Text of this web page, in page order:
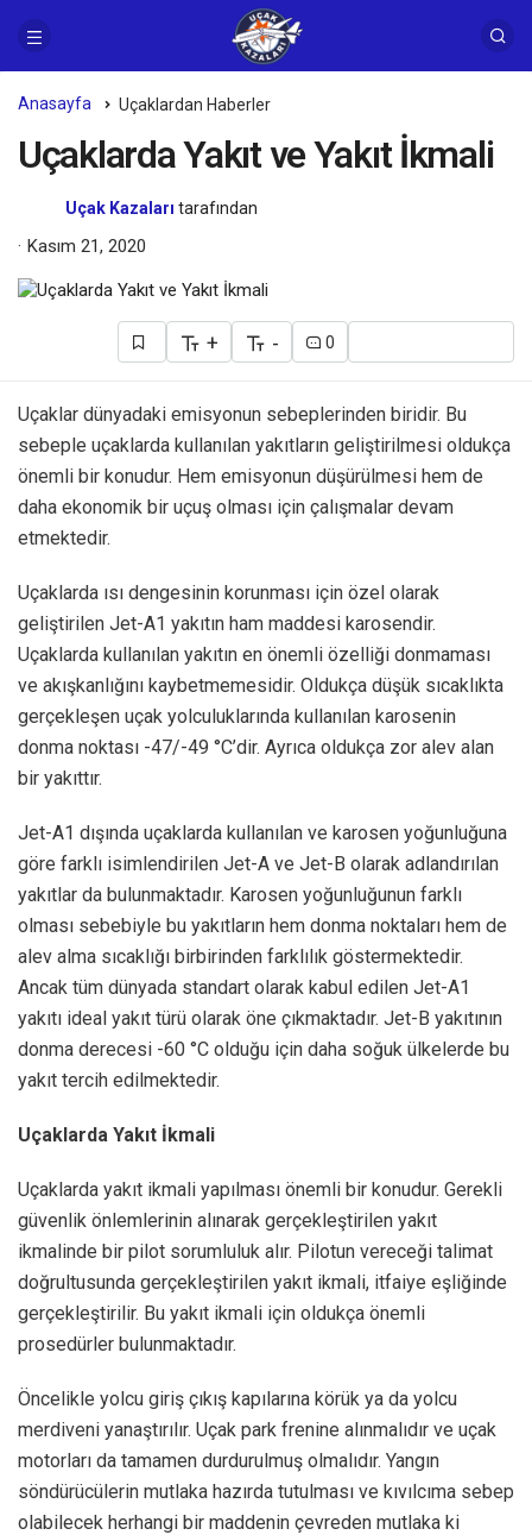
Anasayfa Uçaklardan Haberler
Uçaklarda Yakıt ve Yakıt İkmali
Uçak Kazaları tarafından
Kasım 21, 2020
+ - 0
Uçaklar dünyadaki emisyonun sebeplerinden biridir. Bu
sebeple uçaklarda kullanılan yakıtların geliştirilmesi oldukça
önemli bir konudur. Hem emisyonun düşürülmesi hem de
daha ekonomik bir uçuş olması için çalışmalar devam
etmektedir.
Uçaklarda ısı dengesinin korunması için özel olarak
geliştirilen Jet-A1 yakıtın ham maddesi karosendir.
Uçaklarda kullanılan yakıtın en önemli özelliği donmaması
ve akışkanlığını kaybetmemesidir. Oldukça düşük sıcaklıkta
gerçekleşen uçak yolculuklarında kullanılan karosenin
donma noktası -47/-49 °C’dir. Ayrıca oldukça zor alev alan
bir yakıttır.
Jet-A1 dışında uçaklarda kullanılan ve karosen yoğunluğuna
göre farklı isimlendirilen Jet-A ve Jet-B olarak adlandırılan
yakıtlar da bulunmaktadır. Karosen yoğunluğunun farklı
olması sebebiyle bu yakıtların hem donma noktaları hem de
alev alma sıcaklığı birbirinden farklılık göstermektedir.
Ancak tüm dünyada standart olarak kabul edilen Jet-A1
yakıtı ideal yakıt türü olarak öne çıkmaktadır. Jet-B yakıtının
donma derecesi -60 °C olduğu için daha soğuk ülkelerde bu
yakıt tercih edilmektedir.
Uçaklarda Yakıt İkmali
Uçaklarda yakıt ikmali yapılması önemli bir konudur. Gerekli
güvenlik önlemlerinin alınarak gerçekleştirilen yakıt
ikmalinde bir pilot sorumluluk alır. Pilotun vereceği talimat
doğrultusunda gerçekleştirilen yakıt ikmali, itfaiye eşliğinde
gerçekleştirilir. Bu yakıt ikmali için oldukça önemli
prosedürler bulunmaktadır.
Öncelikle yolcu giriş çıkış kapılarına körük ya da yolcu
merdiveni yanaştırılır. Uçak park frenine alınmalıdır ve uçak
motorları da tamamen durdurulmuş olmalıdır. Yangın
söndürücülerin mutlaka hazırda tutulması ve kıvılcıma sebep
olabilecek herhangi bir maddenin çevreden mutlaka ki